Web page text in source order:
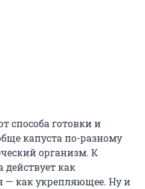
способа готовки и
капуста по-разному
организм. К
действует как
— как укрепляющее. Ну и